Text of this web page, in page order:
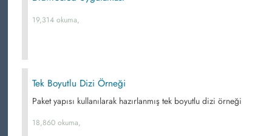
19,314 okuma,
Tek Boyutlu Dizi Örneği
Paket yapısı kullanılarak hazırlanmış tek boyutlu dizi örneği
18,860 okuma,